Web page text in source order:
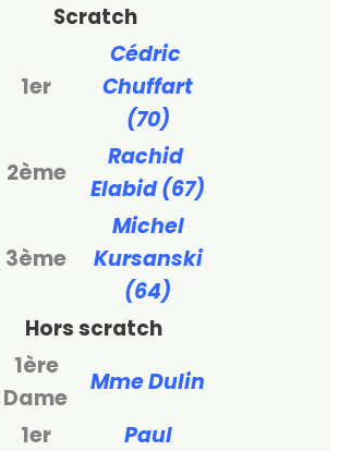
Scratch
1er
Cédric
Chuffart
(70)
2ème
Rachid
Elabid(67)
3ème
Michel
Kursanski
(64)
Hors scratch
1ère
Dame
Mme Dulin
1er
Paul